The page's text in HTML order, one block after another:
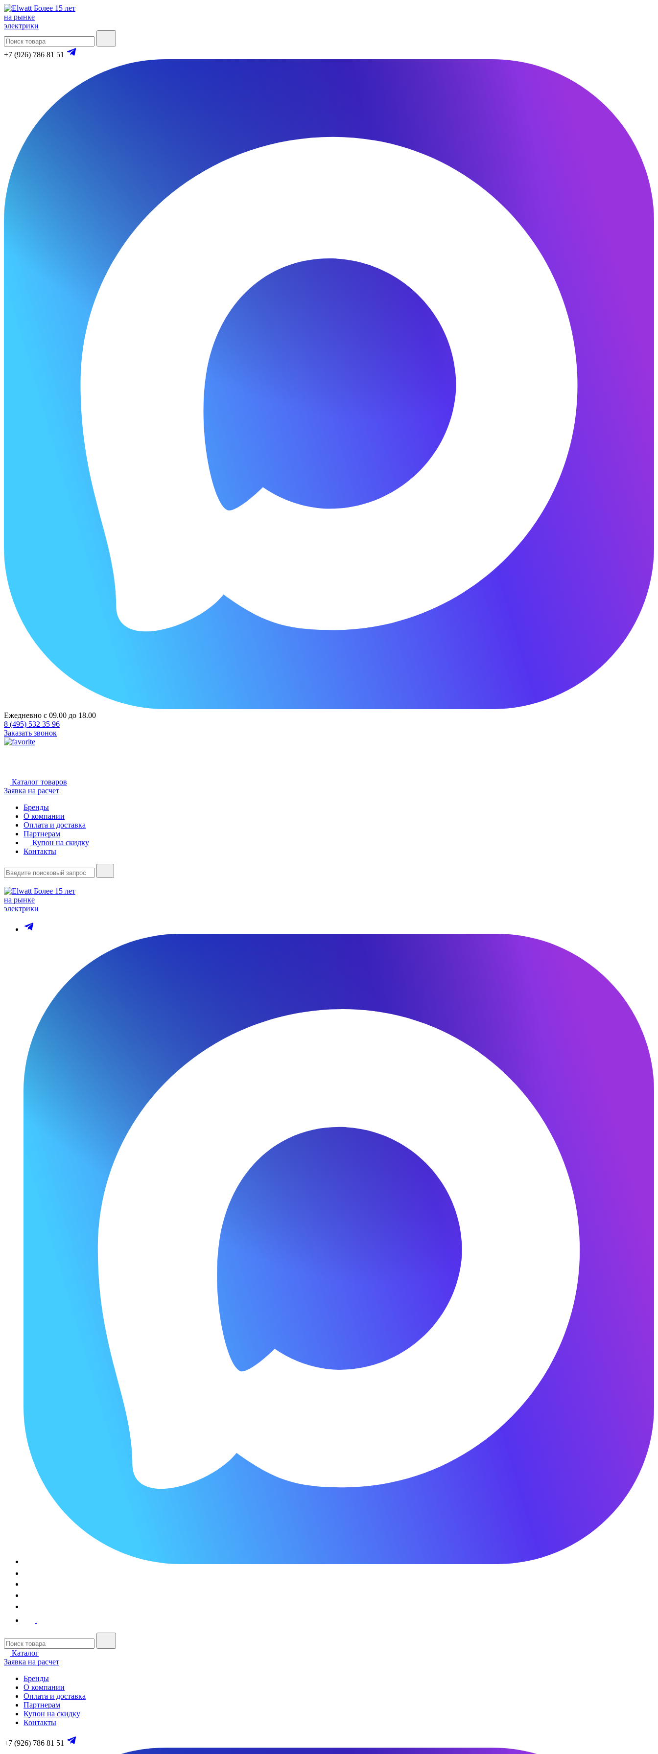
Более 15 лет
на рынке
электрики
+7 (926) 786 81 51
Ежедневно с 09.00 до 18.00
8 (495) 532 35 96
Заказать звонок
Каталог товаров
Заявка на расчет
Бренды
О компании
Оплата и доставка
Партнерам
Купон на скидку
Контакты
Более 15 лет
на рынке
электрики
Каталог
Заявка на расчет
Бренды
О компании
Оплата и доставка
Партнерам
Купон на скидку
Контакты
+7 (926) 786 81 51